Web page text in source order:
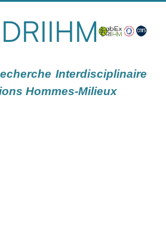
Interdisciplinaire
Hommes-Milieux